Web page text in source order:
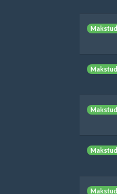
Makstud
Makstud
Makstud
Makstud
Makstud